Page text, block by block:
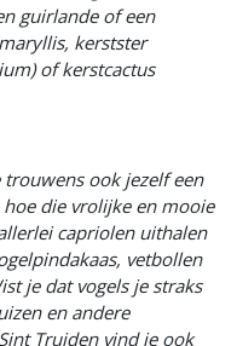
guirlande of een
kerstster
of kerstcactus
trouwens ook jezelf een
die vrolijke en mooie
capriolen uithalen
vetbollen
je dat vogels je straks
en andere
Truiden vind je ook